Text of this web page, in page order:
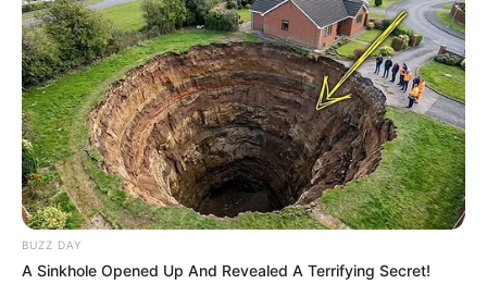
BUZZ DAY
A Sinkhole Opened Up And Revealed A Terrifying Secret!